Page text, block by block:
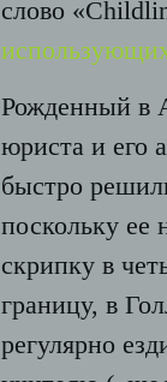
слово
Рожденный в
юриста и его
быстро
поскольку ее
скрипку в
границу, в
регулярно